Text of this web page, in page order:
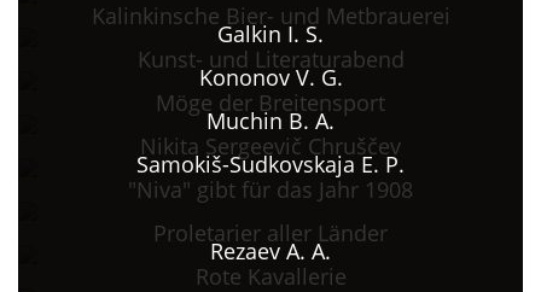
Kalinkinsche Bier- und Metbrauerei
Galkin I. S.
Kunst- und Literaturabend
Kononov V. G.
Möge der Breitensport
Muchin B. A.
Nikita Sergeevič Chruščev
Samokiš-Sudkovskaja E. P.
"Niva" gibt für das Jahr 1908
Proletarier aller Länder
Rezaev A. A.
Rote Kavallerie